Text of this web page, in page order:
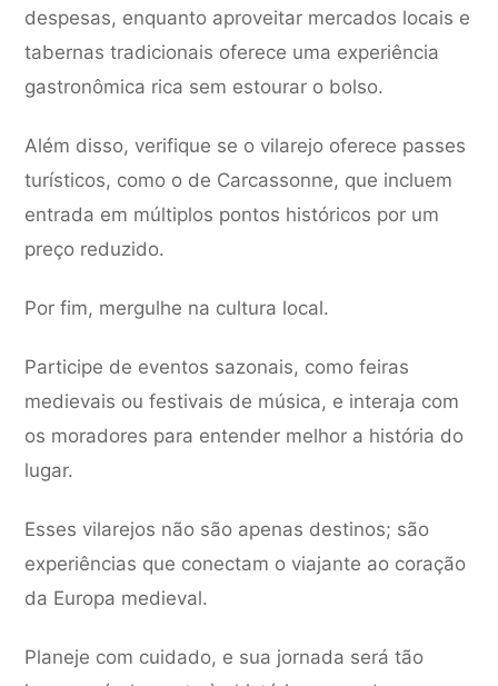
despesas, enquanto aproveitar mercados locais e
tabernas tradicionais oferece uma experiência
gastronômica rica sem estourar o bolso.
Além disso, verifique se o vilarejo oferece passes
turísticos, como o de Carcassonne, que incluem
entrada em múltiplos pontos históricos por um
preço reduzido.
Por fim, mergulhe na cultura local.
Participe de eventos sazonais, como feiras
medievais ou festivais de música, e interaja com
os moradores para entender melhor a história do
lugar.
Esses vilarejos não são apenas destinos; são
experiências que conectam o viajante ao coração
da Europa medieval.
Planeje com cuidado, e sua jornada será tão